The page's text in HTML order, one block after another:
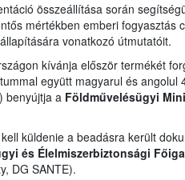
összeállítása során
mértékben emberi fogyasztás
vonatkozó útmutatóit.
kívánja először termékét
együtt magyarul és angolul
benyújtja aFöldművelésügyi
küldenie a beadásra került
és Élelmiszerbiztonsági
DG SANTE).